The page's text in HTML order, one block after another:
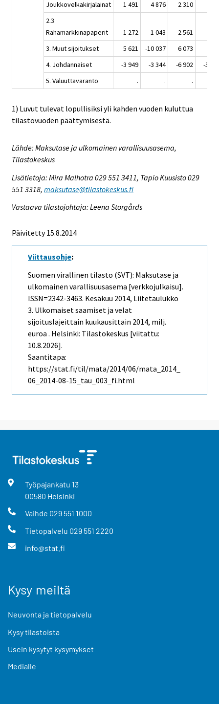
Joukkovelkakirjalainat 1 491 4 876 2 310
2.3
Rahamarkkinapaperit
1 272 -1 043 -2 561
3. Muut sijoitukset
5 621 -10 037 6 073
4. Johdannaiset
-3 949 -3 344 -6 902
-5
5. Valuuttavaranto
. . .
1) Luvut tulevat lopullisiksi yli kahden vuoden kuluttua
tilastovuoden päättymisestä.
Lähde: Maksutase ja ulkomainen varallisuusasema,
Tilastokeskus
Lisätietoja: Mira Malhotra 029 551 3411, Tapio Kuusisto 029
551 3318, maksutase@tilastokeskus.fi
Vastaava tilastojohtaja: Leena Storgårds
Päivitetty 15.8.2014
Viittausohje:
Suomen virallinen tilasto (SVT): Maksutase ja
ulkomainen varallisuusasema [verkkojulkaisu].
ISSN=2342-3463. Kesäkuu 2014, Liitetaulukko
3. Ulkomaiset saamiset ja velat
sijoituslajeittain kuukausittain 2014, milj.
euroa . Helsinki: Tilastokeskus [viitattu:
10.8.2026].
Saantitapa:
https://stat.fi/til/mata/2014/06/mata_2014_
06_2014-08-15_tau_003_fi.html
Työpajankatu 13
00580 Helsinki
Vaihde 029 551 1000
Tietopalvelu 029 551 2220
info@stat.fi
Kysy meiltä
Neuvonta ja tietopalvelu
Kysy tilastoista
Usein kysytyt kysymykset
Medialle